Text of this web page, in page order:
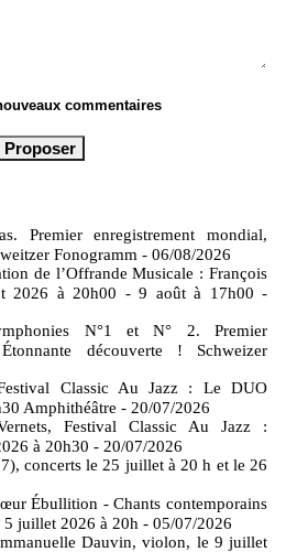
commentaires
Premier enregistrement mondial,
Fonogramm - 06/08/2026
de l’Offrande Musicale : François
2026 à 20h00 - 9 août à 17h00 -
N°1 et N° 2. Premier
découverte ! Schweizer
Classic Au Jazz : Le DUO
Amphithéâtre - 20/07/2026
Festival Classic Au Jazz :
à 20h30 - 20/07/2026
concerts le 25 juillet à 20 h et le 26
Ébullition - Chants contemporains
juillet 2026 à 20h - 05/07/2026
Dauvin, violon, le 9 juillet